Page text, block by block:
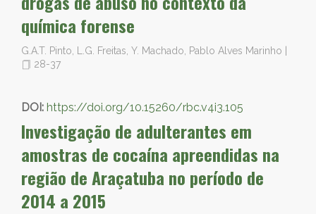
química forense
G.A.T. Pinto, L.G. Freitas, Y. Machado, Pablo Alves Marinho
28-37
DOI: https://doi.org/10.15260/rbc.v4i3.105
Investigação de adulterantes em
amostras de cocaína apreendidas na
região de Araçatuba no período de
2014 a 2015